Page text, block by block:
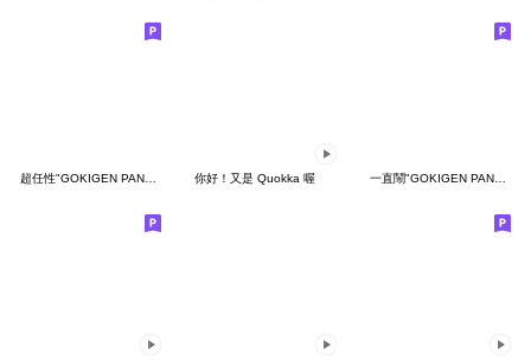
你好！又是 Quokka 喔 一直鬧"GOKIGEN PANDA" 台灣版